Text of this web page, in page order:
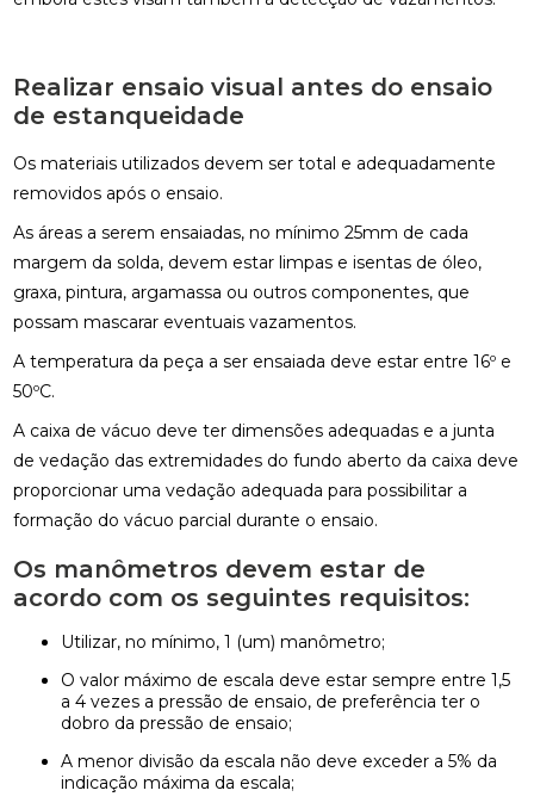
Realizar ensaio visual antes do ensaio
de estanqueidade
Os materiais utilizados devem ser total e adequadamente
removidos após o ensaio.
As áreas a serem ensaiadas, no mínimo 25mm de cada
margem da solda, devem estar limpas e isentas de óleo,
graxa, pintura, argamassa ou outros componentes, que
possam mascarar eventuais vazamentos.
A temperatura da peça a ser ensaiada deve estar entre 16º e
50ºC.
A caixa de vácuo deve ter dimensões adequadas e a junta
de vedação das extremidades do fundo aberto da caixa deve
proporcionar uma vedação adequada para possibilitar a
formação do vácuo parcial durante o ensaio.
Os manômetros devem estar de
acordo com os seguintes requisitos:
Utilizar, no mínimo, 1 (um) manômetro;
O valor máximo de escala deve estar sempre entre 1,5
a 4 vezes a pressão de ensaio, de preferência ter o
dobro da pressão de ensaio;
A menor divisão da escala não deve exceder a 5% da
indicação máxima da escala;